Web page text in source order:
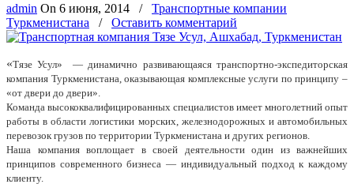
admin On 6 июня, 2014 /
Транспортные компании
Туркменистана
/ Оставить комментарий
«Тязе Усул» — динамично развивающаяся транспортно-экспедиторская
компания Туркменистана, оказывающая комплексные услуги по принципу –
«от двери до двери».
Команда высококвалифицированных специалистов имеет многолетний опыт
работы в области логистики морских, железнодорожных и автомобильных
перевозок грузов по территории Туркменистана и других регионов.
Наша компания воплощает в своей деятельности один из важнейших
принципов современного бизнеса — индивидуальный подход к каждому
клиенту.